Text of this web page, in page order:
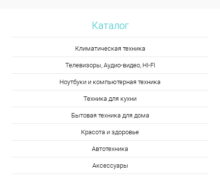
Каталог
Климатическая техника
Телевизоры, Аудио-видео, HI-FI
Ноутбуки и компьютерная техника
Техника для кухни
Бытовая техника для дома
Красота и здоровье
Автотехника
Аксессуары